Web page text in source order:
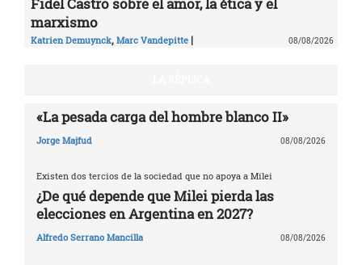
marxismo
Katrien Demuynck, Marc Vandepitte | 08/08/2026
«La pesada carga del hombre blanco II»
Jorge Majfud 08/08/2026
Existen dos tercios de la sociedad que no apoya a Milei
¿De qué depende que Milei pierda las
elecciones en Argentina en 2027?
Alfredo Serrano Mancilla 08/08/2026